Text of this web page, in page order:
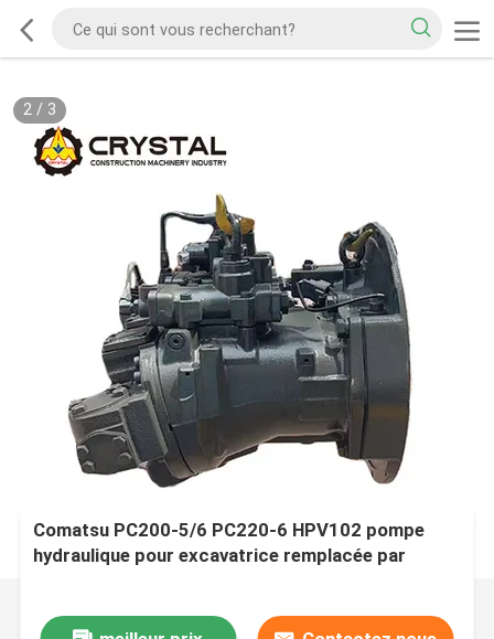
2/ 3
Comatsu PC200-5/6 PC220-6 HPV102 pompe
hydraulique pour excavatrice remplacée par